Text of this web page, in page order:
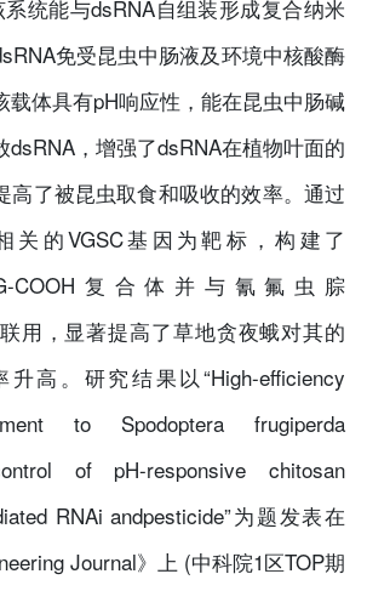
统能与dsRNA自组装形成复合纳米
免受昆虫中肠液及环境中核酸酶
载体具有pH响应性，能在昆虫中肠碱
dsRNA，增强了dsRNA在植物叶面的
高了被昆虫取食和吸收的效率。通过
关的VGSC基因为靶标，构建了
COOH复合体并与氰氟虫腙
用，显著提高了草地贪夜蛾对其的
高。研究结果以“High-efficiency
to Spodoptera frugiperda
of pH-responsive chitosan
RNAi andpesticide”为题发表在
Journal》上 (中科院1区TOP期